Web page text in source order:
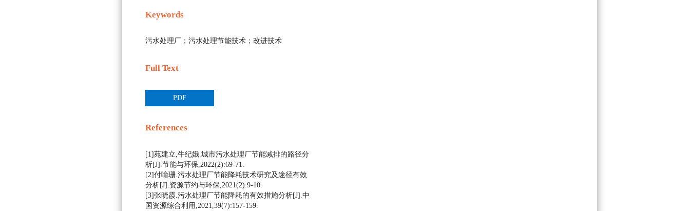
Keywords
污水处理厂；污水处理节能技术；改进技术
Full Text
PDF
References
[1]苑建立,牛纪娥.城市污水处理厂节能减排的路径分
析[J].节能与环保,2022(2):69-71.
[2]付喻珊.污水处理厂节能降耗技术研究及途径有效
分析[J].资源节约与环保,2021(2):9-10.
[3]张晓霞.污水处理厂节能降耗的有效措施分析[J].中
国资源综合利用,2021,39(7):157-159.